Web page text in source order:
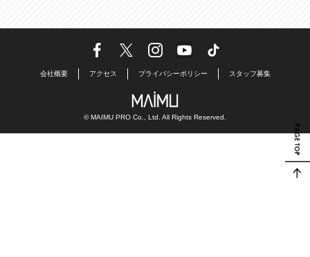
会社概要 アクセス プライバシーポリシー スタッフ募集
© MAIMU PRO Co., Ltd. All Rights Reserved.